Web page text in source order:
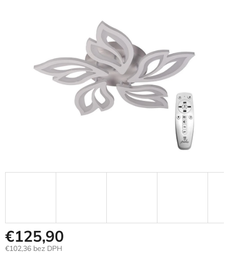
€125,90
€102,36 bez DPH